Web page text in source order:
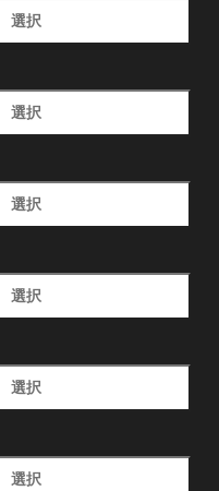
選択
選択
選択
選択
選択
選択